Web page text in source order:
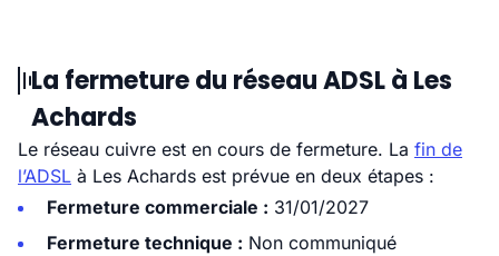
La fermeture du réseau ADSL à Les
Achards
Le réseau cuivre est en cours de fermeture. La fin de
l’ADSL à Les Achards est prévue en deux étapes :
Fermeture commerciale : 31/01/2027
Fermeture technique : Non communiqué